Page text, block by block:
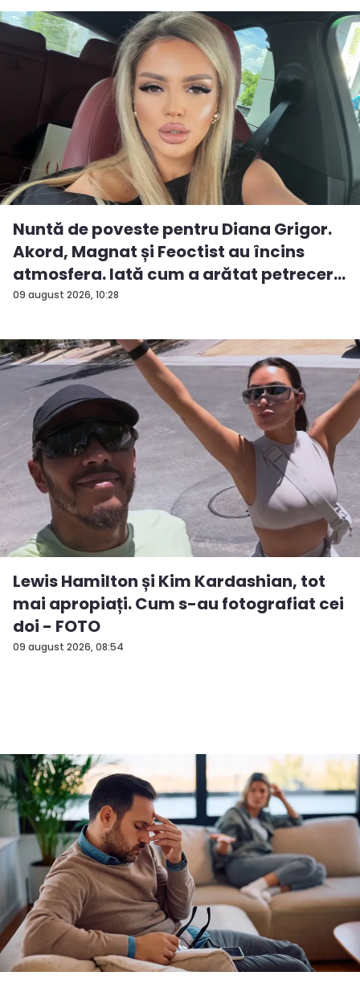
09 august 2026, 10:28
Nuntă de poveste pentru Diana Grigor.
Akord, Magnat și Feoctist au încins
atmosfera. Iată cum a arătat petrecer...
09 august 2026, 08:54
Lewis Hamilton și Kim Kardashian, tot
mai apropiați. Cum s-au fotografiat cei
doi - FOTO